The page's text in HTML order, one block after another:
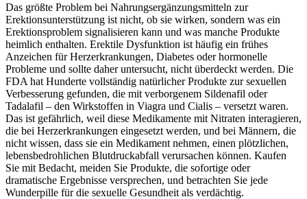
Das größte Problem bei Nahrungsergänzungsmitteln zur
Erektionsunterstützung ist nicht, ob sie wirken, sondern was ein
Erektionsproblem signalisieren kann und was manche Produkte
heimlich enthalten. Erektile Dysfunktion ist häufig ein frühes
Anzeichen für Herzerkrankungen, Diabetes oder hormonelle
Probleme und sollte daher untersucht, nicht überdeckt werden. Die
FDA hat Hunderte vollständig natürlicher Produkte zur sexuellen
Verbesserung gefunden, die mit verborgenem Sildenafil oder
Tadalafil – den Wirkstoffen in Viagra und Cialis – versetzt waren.
Das ist gefährlich, weil diese Medikamente mit Nitraten interagieren,
die bei Herzerkrankungen eingesetzt werden, und bei Männern, die
nicht wissen, dass sie ein Medikament nehmen, einen plötzlichen,
lebensbedrohlichen Blutdruckabfall verursachen können. Kaufen
Sie mit Bedacht, meiden Sie Produkte, die sofortige oder
dramatische Ergebnisse versprechen, und betrachten Sie jede
Wunderpille für die sexuelle Gesundheit als verdächtig.